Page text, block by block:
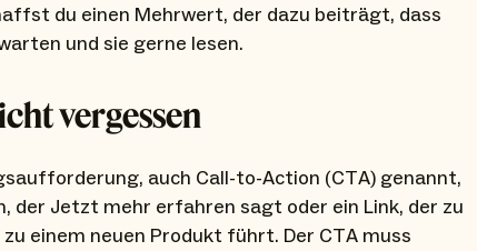
du einen Mehrwert, der dazu beiträgt, dass
und sie gerne lesen.
vergessen
auch Call-to-Action (CTA) genannt,
der Jetzt mehr erfahren sagt oder ein Link, der zu
einem neuen Produkt führt. Der CTA muss